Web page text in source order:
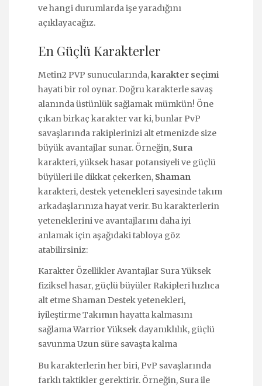
ve hangi durumlarda işe yaradığını
açıklayacağız.
En Güçlü Karakterler
Metin2 PVP sunucularında,karakter seçimi
hayati bir rol oynar. Doğru karakterle savaş
alanında üstünlük sağlamak mümkün! Öne
çıkan birkaç karakter var ki, bunlar PvP
savaşlarında rakiplerinizi alt etmenizde size
büyük avantajlar sunar. Örneğin, Sura
karakteri, yüksek hasar potansiyeli ve güçlü
büyüleri ile dikkat çekerken, Shaman
karakteri, destek yetenekleri sayesinde takım
arkadaşlarınıza hayat verir. Bu karakterlerin
yeteneklerini ve avantajlarını daha iyi
anlamak için aşağıdaki tabloya göz
atabilirsiniz:
Karakter Özellikler Avantajlar Sura Yüksek
fiziksel hasar, güçlü büyüler Rakipleri hızlıca
alt etme Shaman Destek yetenekleri,
iyileştirme Takımın hayatta kalmasını
sağlama Warrior Yüksek dayanıklılık, güçlü
savunma Uzun süre savaşta kalma
Bu karakterlerin her biri, PvP savaşlarında
farklı taktikler gerektirir. Örneğin, Sura ile